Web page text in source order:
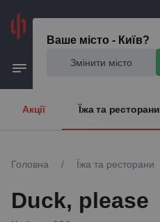
Ваше місто - Київ?
Змінити місто
Акції Їжа та ресторани
Головна / Їжа та ресторани
Duck, please